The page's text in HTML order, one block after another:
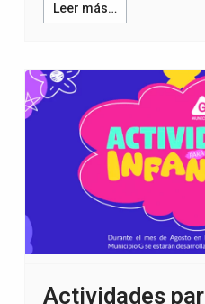
Leer más…
Actividades